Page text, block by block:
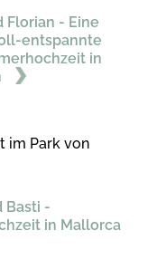
Florian - Eine
entspannte
in
im Park von
Basti -
in Mallorca